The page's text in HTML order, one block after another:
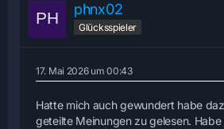
phnx02
Glücksspieler
17. Mai 2026 um 00:43
Hatte mich auch gewundert habe
geteilte Meinungen zu gelesen.